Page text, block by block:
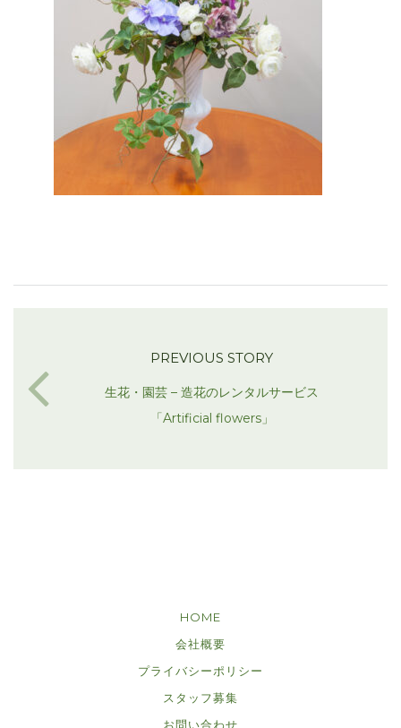
PREVIOUS STORY
生花・園芸 – 造花のレンタルサービス
「Artificial flowers」
HOME
会社概要
プライバシーポリシー
スタッフ募集
お問い合わせ